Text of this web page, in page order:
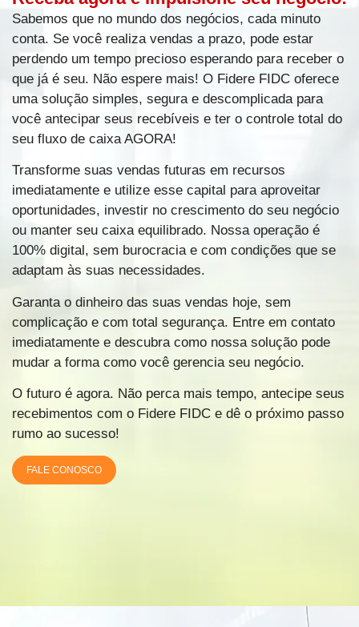
Sabemos que no mundo dos negócios, cada minuto
conta. Se você realiza vendas a prazo, pode estar
perdendo um tempo precioso esperando para receber o
que já é seu. Não espere mais! O Fidere FIDC oferece
uma solução simples, segura e descomplicada para
você antecipar seus recebíveis e ter o controle total do
seu fluxo de caixa AGORA!
Transforme suas vendas futuras em recursos
imediatamente e utilize esse capital para aproveitar
oportunidades, investir no crescimento do seu negócio
ou manter seu caixa equilibrado. Nossa operação é
100% digital, sem burocracia e com condições que se
adaptam às suas necessidades.
Garanta o dinheiro das suas vendas hoje, sem
complicação e com total segurança. Entre em contato
imediatamente e descubra como nossa solução pode
mudar a forma como você gerencia seu negócio.
O futuro é agora. Não perca mais tempo, antecipe seus
recebimentos com o Fidere FIDC e dê o próximo passo
rumo ao sucesso!
FALE CONOSCO